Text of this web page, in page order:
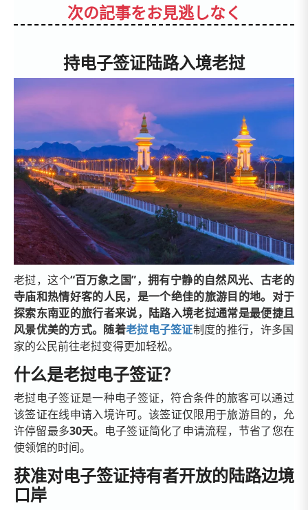
次の記事をお見逃しなく
持电子签证陆路入境老挝
老挝，这个“百万象之国”，拥有宁静的自然风光、古老的
寺庙和热情好客的人民，是一个绝佳的旅游目的地。对于
探索东南亚的旅行者来说，陆路入境老挝通常是最便捷且
风景优美的方式。随着老挝电子签证制度的推行，许多国
家的公民前往老挝变得更加轻松。
什么是老挝电子签证？
老挝电子签证是一种电子签证，符合条件的旅客可以通过
该签证在线申请入境许可。该签证仅限用于旅游目的，允
许停留最多30天。电子签证简化了申请流程，节省了您在
使领馆的时间。
获准对电子签证持有者开放的陆路边境
口岸